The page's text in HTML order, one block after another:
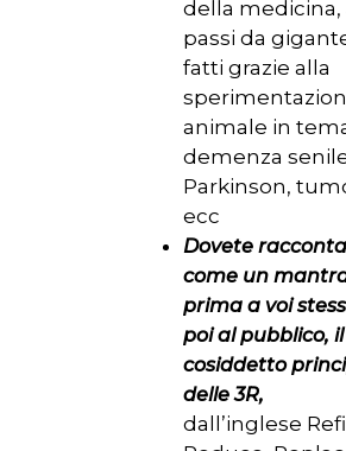
della medicina,
passi da
fatti grazie alla
animale in
demenza
Parkinson,
ecc
Dovete
come un
prima a voi
poi al pubblico, il
cosiddetto
delle 3R,
dall’inglese